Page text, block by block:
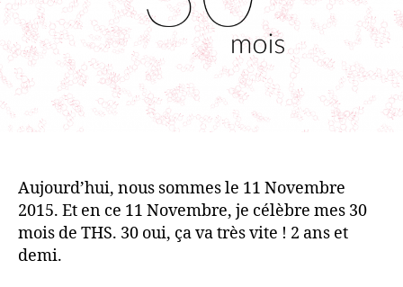
Aujourd’hui, nous sommes le 11 Novembre
2015. Et en ce 11 Novembre, je célèbre mes 30
mois de THS. 30 oui, ça va très vite ! 2 ans et
demi.